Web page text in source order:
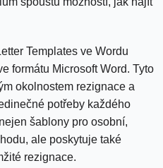
Templates ve Wordu
formátu Microsoft Word. Tyto
okolnostem rezignace a
potřeby každého
šablony pro osobní,
ale poskytuje také
rezignace.